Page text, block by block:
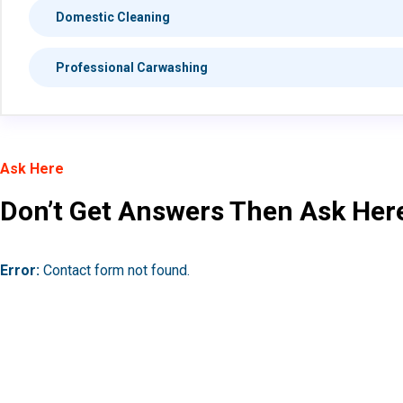
Domestic Cleaning
Professional Carwashing
Ask Here
Don’t Get Answers Then Ask
Error: Contact form not found.